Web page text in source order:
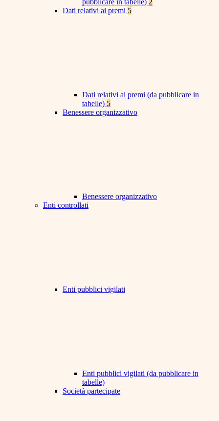
pubblicare in tabelle) 2
Dati relativi ai premi 5
Dati relativi ai premi (da pubblicare in
tabelle) 5
Benessere organizzativo
Benessere organizzativo
Enti controllati
Enti pubblici vigilati
Enti pubblici vigilati (da pubblicare in
tabelle)
Società partecipate